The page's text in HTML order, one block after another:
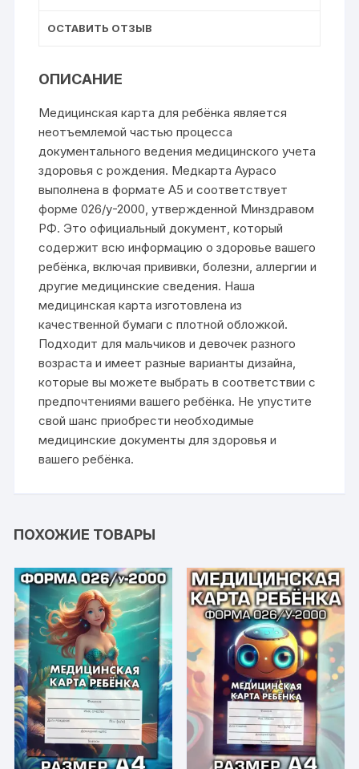
ОСТАВИТЬ ОТЗЫВ
ОПИСАНИЕ
Медицинская карта для ребёнка является
неотъемлемой частью процесса
документального ведения медицинского учета
здоровья с рождения. Медкарта Аурасо
выполнена в формате А5 и соответствует
форме 026/у-2000, утвержденной Минздравом
РФ. Это официальный документ, который
содержит всю информацию о здоровье вашего
ребёнка, включая прививки, болезни, аллергии и
другие медицинские сведения. Наша
медицинская карта изготовлена из
качественной бумаги с плотной обложкой.
Подходит для мальчиков и девочек разного
возраста и имеет разные варианты дизайна,
которые вы можете выбрать в соответствии с
предпочтениями вашего ребёнка. Не упустите
свой шанс приобрести необходимые
медицинские документы для здоровья и
вашего ребёнка.
ПОХОЖИЕ ТОВАРЫ